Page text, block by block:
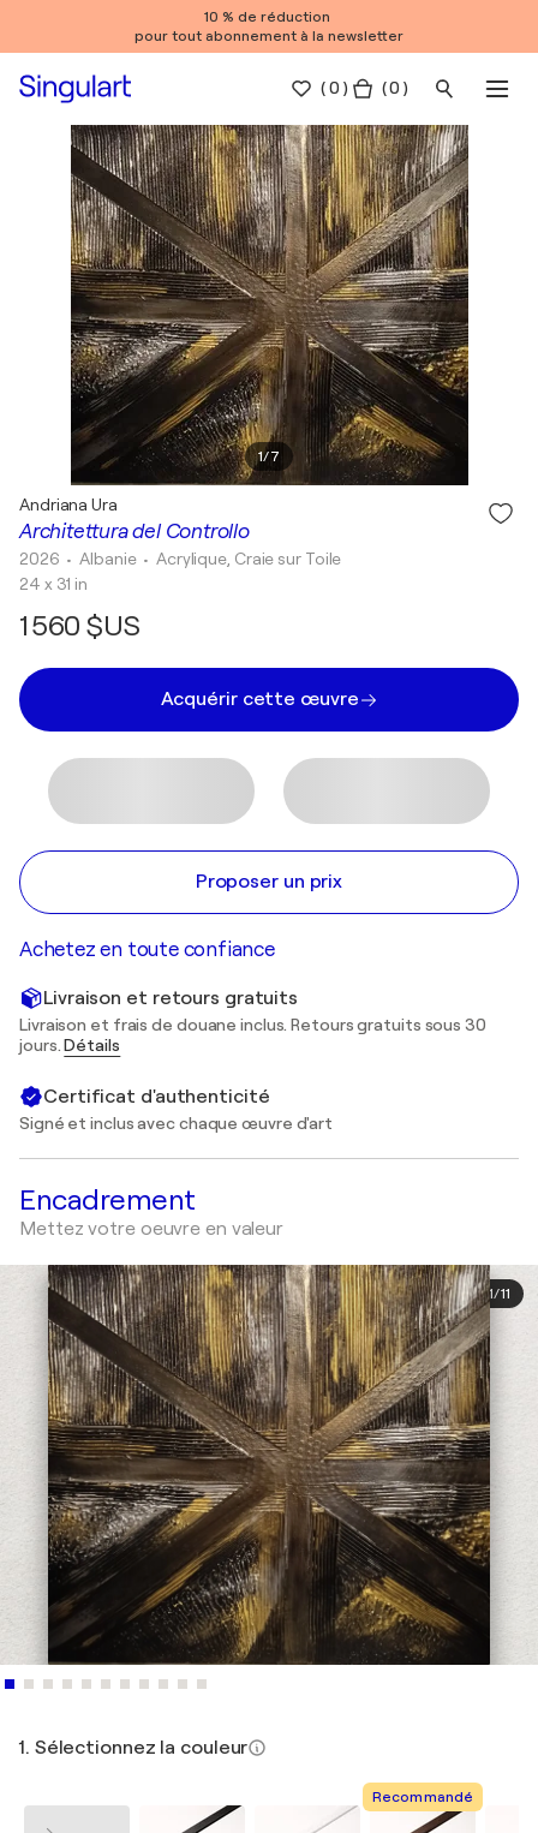
10 % de réduction
pour tout abonnement à la newsletter
(0 ) ( 0 )
1/7
Architettura del Controllo
Andriana Ura
2026 • Albanie • Acrylique, Craie sur Toile
24 x 31 in
1 560 $US
Acquérir cette œuvre
Proposer un prix
Achetez en toute confiance
Livraison et retours gratuits
Livraison et frais de douane inclus. Retours gratuits sous 30
jours.Détails
Certificat d'authenticité
Signé et inclus avec chaque œuvre d'art
Encadrement
Mettez votre oeuvre en valeur
1/11
1. Sélectionnez la couleur
Recommandé